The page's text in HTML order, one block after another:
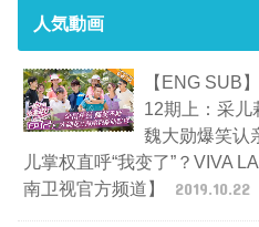
人気動画
【ENG SUB
12期上：采儿
魏大勋爆笑认
儿掌权直呼“我变了”？VIVA
南卫视官方频道】
2019.10.22